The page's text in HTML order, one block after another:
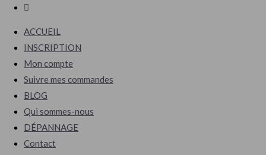
Toggle
search
ACCUEIL
INSCRIPTION
Mon compte
Suivre mes commandes
BLOG
Qui sommes-nous
DÉPANNAGE
Contact